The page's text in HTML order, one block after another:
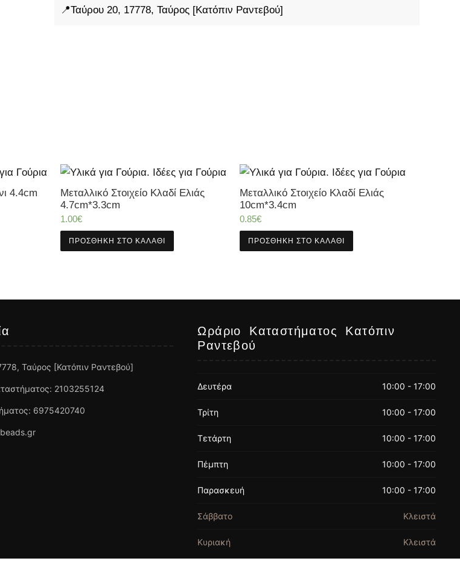
📍Ταύρου 20, 17778, Ταύρος [Κατόπιν Ραντεβού]
4.4cm
Μεταλλικό Στοιχείο Κλαδί Ελιάς
4.7cm*3.3cm
1.00€
ΠΡΟΣΘΉΚΗ ΣΤΟ ΚΑΛΆΘΙ
Μεταλλικό Στοιχείο Κλαδί Ελιάς
10cm*3.4cm
0.85€
ΠΡΟΣΘΉΚΗ ΣΤΟ ΚΑΛΆΘΙ
Ταύρος [Κατόπιν Ραντεβού]
2103255124
6975420740
Ωράριο Καταστήματος Κατόπιν
Ραντεβού
Δευτέρα 10:00 - 17:00
Τρίτη 10:00 - 17:00
Τετάρτη 10:00 - 17:00
Πέμπτη 10:00 - 17:00
Παρασκευή 10:00 - 17:00
Σάββατο Κλειστά
Κυριακή Κλειστά